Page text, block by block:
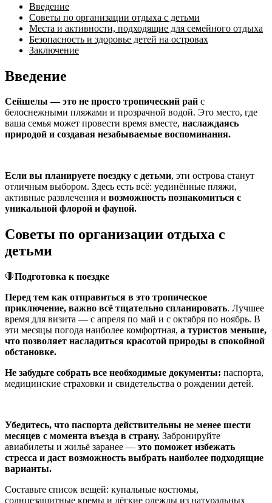
Введение
Советы по организации отдыха с детьми
Места и активности, подходящие для семейного отдыха
Безопасность и здоровье детей на островах
Заключение
Введение
Сейшелы — это не просто тропический рай с
белоснежными пляжами и прозрачной водой. Это место, где
ваша семья может провести время вместе, наслаждаясь
природой и создавая незабываемые воспоминания.
Если вы планируете поездку с детьми, эти острова станут
отличным выбором. Здесь есть всё: уединённые пляжи,
активные развлечения и возможность познакомиться с
уникальной флорой и фауной.
Советы по организации отдыха с
детьми
🛑Подготовка к поездке
Перед тем как отправиться в это тропическое
приключение, важно всё тщательно спланировать. Лучшее
время для визита — с апреля по май и с октября по ноябрь. В
эти месяцы погода наиболее комфортная, а туристов меньше,
что позволяет насладиться красотой природы в спокойной
обстановке.
Не забудьте собрать все необходимые документы: паспорта,
медицинские страховки и свидетельства о рождении детей.
Убедитесь, что паспорта действительны не менее шести
месяцев с момента въезда в страну. Забронируйте
авиабилеты и жильё заранее — это поможет избежать
стресса и даст возможность выбрать наиболее подходящие
варианты.
Составьте список вещей: купальные костюмы,
солнцезащитные кремы и лёгкие одежды из натуральных